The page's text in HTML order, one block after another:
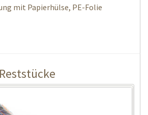
mit Papierhülse, PE-Folie